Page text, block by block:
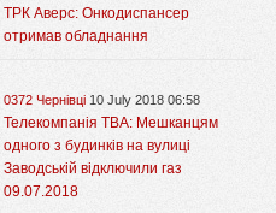
ТРК Аверс: Онкодиспансер
отримав обладнання
0372 Чернівці 10 July 2018 06:58
Телекомпанія ТВА: Мешканцям
одного з будинків на вулиці
Заводській відключили газ
09.07.2018